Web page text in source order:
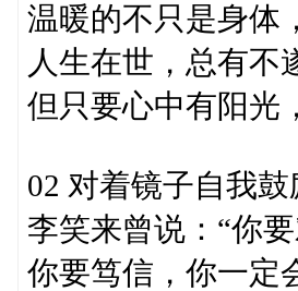
温暖的不只是身体
人生在世，总有不
但只要心中有阳光
02 对着镜子自我鼓
李笑来曾说：“你
你要笃信，你一定